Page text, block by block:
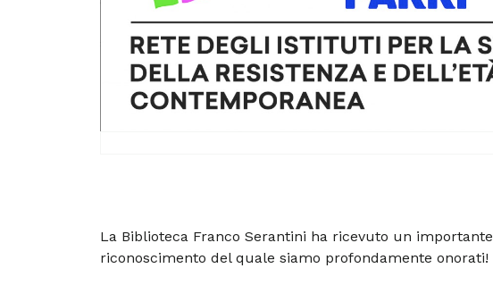
La Biblioteca Franco Serantini ha ricevuto un importante
riconoscimento del quale siamo profondamente onorati!